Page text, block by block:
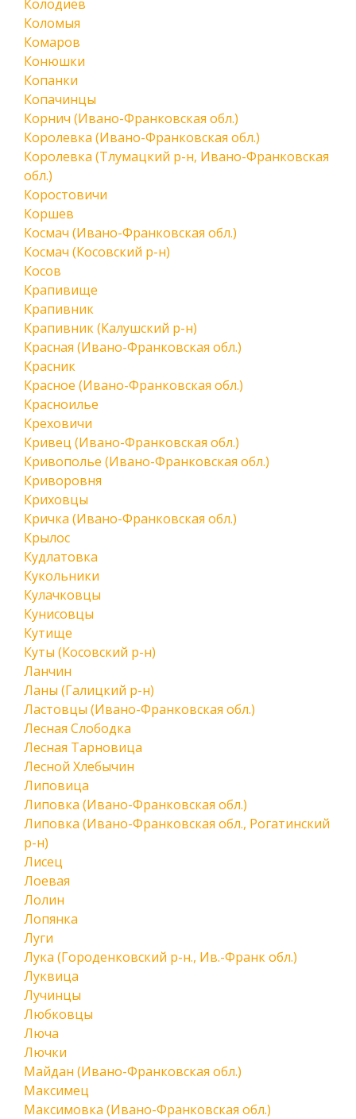
Колодиев
Коломыя
Комаров
Конюшки
Копанки
Копачинцы
Корнич (Ивано-Франковская обл.)
Королевка (Ивано-Франковская обл.)
Королевка (Тлумацкий р-н, Ивано-Франковская
обл.)
Коростовичи
Коршев
Космач (Ивано-Франковская обл.)
Космач (Косовский р-н)
Косов
Крапивище
Крапивник
Крапивник (Калушский р-н)
Красная (Ивано-Франковская обл.)
Красник
Красное (Ивано-Франковская обл.)
Красноилье
Креховичи
Кривец (Ивано-Франковская обл.)
Кривополье (Ивано-Франковская обл.)
Криворовня
Криховцы
Кричка (Ивано-Франковская обл.)
Крылос
Кудлатовка
Кукольники
Кулачковцы
Кунисовцы
Кутище
Куты (Косовский р-н)
Ланчин
Ланы (Галицкий р-н)
Ластовцы (Ивано-Франковская обл.)
Лесная Слободка
Лесная Тарновица
Лесной Хлебычин
Липовица
Липовка (Ивано-Франковская обл.)
Липовка (Ивано-Франковская обл., Рогатинский
р-н)
Лисец
Лоевая
Лолин
Лопянка
Луги
Лука (Городенковский р-н., Ив.-Франк обл.)
Луквица
Лучинцы
Любковцы
Люча
Лючки
Майдан (Ивано-Франковская обл.)
Максимец
Максимовка (Ивано-Франковская обл.)